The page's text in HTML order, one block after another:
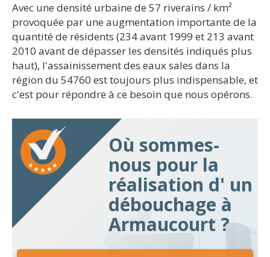
Avec une densité urbaine de 57 riverains / km²
provoquée par une augmentation importante de la
quantité de résidents (234 avant 1999 et 213 avant
2010 avant de dépasser les densités indiqués plus
haut), l'assainissement des eaux sales dans la
région du 54760 est toujours plus indispensable, et
c'est pour répondre à ce besoin que nous opérons.
Où sommes-
nous pour la
réalisation d' un
débouchage à
Armaucourt ?